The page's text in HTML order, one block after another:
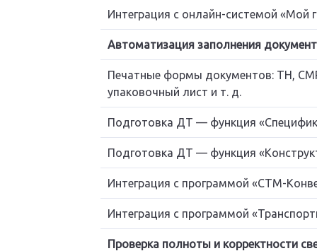
Интеграция с онлайн-системой «Мой
Автоматизация заполнения
Печатные формы документов: ТН,
упаковочный лист и т. д.
Подготовка ДТ — функция
Подготовка ДТ — функция
Интеграция с программой «СТМ-
Интеграция с программой
Проверка полноты и корректности